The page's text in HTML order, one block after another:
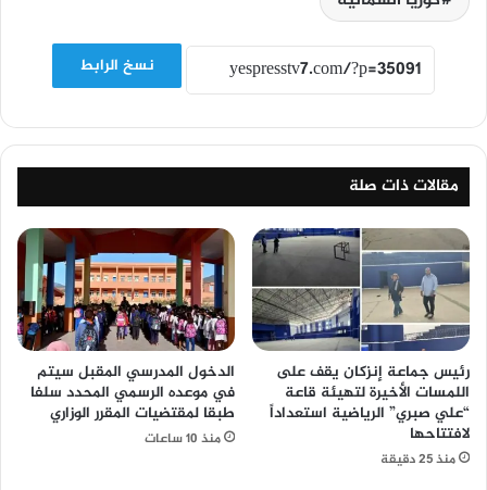
نسخ الرابط
مقالات ذات صلة
رئيس جماعة إنزكان يقف على
اللمسات الأخيرة لتهيئة قاعة
“علي صبري” الرياضية استعداداً
لافتتاحها
منذ 25 دقيقة
الدخول المدرسي المقبل سیتم
في موعده الرسمي المحدد سلفا
طبقا لمقتضیات المقرر الوزاري
منذ 10 ساعات